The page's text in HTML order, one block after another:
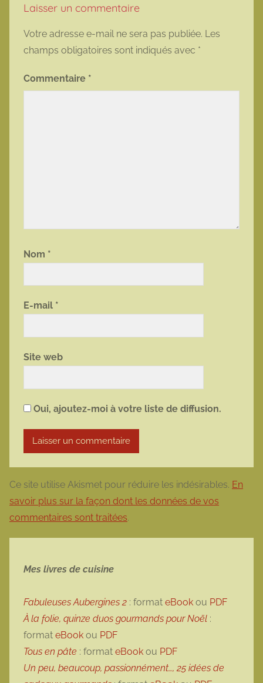
Laisser un commentaire
Votre adresse e-mail ne sera pas publiée. Les
champs obligatoires sont indiqués avec *
Commentaire *
Nom *
E-mail *
Site web
Oui, ajoutez-moi à votre liste de diffusion.
Ce site utilise Akismet pour réduire les indésirables. En
savoir plus sur la façon dont les données de vos
commentaires sont traitées.
Mes livres de cuisine
Fabuleuses Aubergines 2 : format eBook ou PDF
À la folie, quinze duos gourmands pour Noël :
format eBook ou PDF
Tous en pâte : format eBook ou PDF
Un peu, beaucoup, passionnément…, 25 idées de